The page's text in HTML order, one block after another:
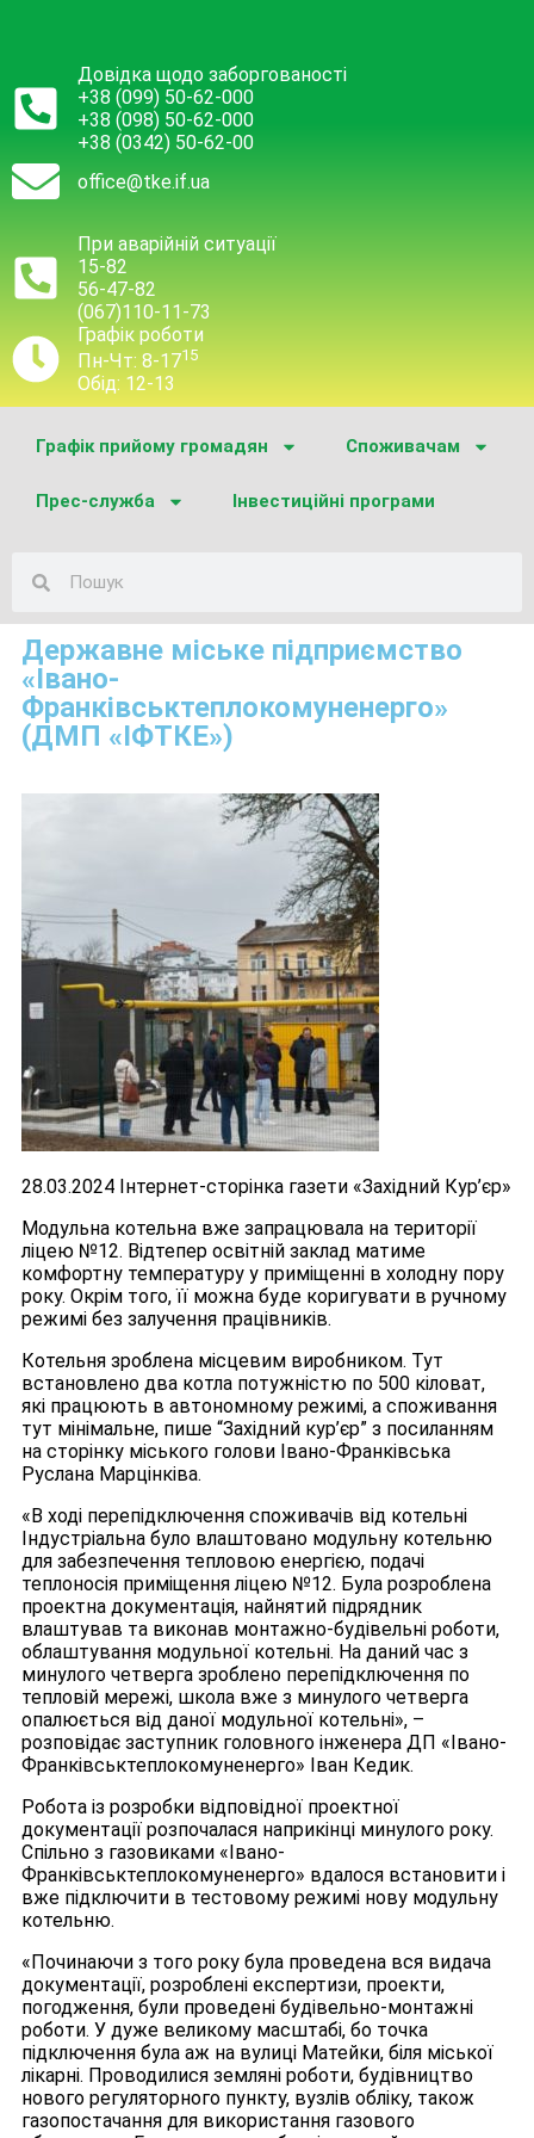
Довідка щодо заборгованості
+38 (099) 50-62-000
+38 (098) 50-62-000
+38 (0342) 50-62-00
office@tke.if.ua
При аварійній ситуації
15-82
56-47-82
(067)110-11-73
Графік роботи
Пн-Чт: 8-1715
Обід: 12-13
Графік прийому громадян Споживачам
Прес-служба Інвестиційні програми
Державне міське підприємство
«Івано-
Франківськтеплокомуненерго»
(ДМП «ІФТКЕ»)
28.03.2024 Інтернет-сторінка газети «Західний Кур’єр»
Модульна котельна вже запрацювала на території
ліцею №12. Відтепер освітній заклад матиме
комфортну температуру у приміщенні в холодну пору
року. Окрім того, її можна буде коригувати в ручному
режимі без залучення працівників.
Котельня зроблена місцевим виробником. Тут
встановлено два котла потужністю по 500 кіловат,
які працюють в автономному режимі, а споживання
тут мінімальне, пише “Західний кур’єр” з посиланням
на сторінку міського голови Івано-Франківська
Руслана Марцінківа.
«В ході перепідключення споживачів від котельні
Індустріальна було влаштовано модульну котельню
для забезпечення тепловою енергією, подачі
теплоносія приміщення ліцею №12. Була розроблена
проектна документація, найнятий підрядник
влаштував та виконав монтажно-будівельні роботи,
облаштування модульної котельні. На даний час з
минулого четверга зроблено перепідключення по
тепловій мережі, школа вже з минулого четверга
опалюється від даної модульної котельні», –
розповідає заступник головного інженера ДП «Івано-
Франківськтеплокомуненерго» Іван Кедик.
Робота із розробки відповідної проектної
документації розпочалася наприкінці минулого року.
Спільно з газовиками «Івано-
Франківськтеплокомуненерго» вдалося встановити і
вже підключити в тестовому режимі нову модульну
котельню.
«Починаючи з того року була проведена вся видача
документації, розроблені експертизи, проекти,
погодження, були проведені будівельно-монтажні
роботи. У дуже великому масштабі, бо точка
підключення була аж на вулиці Матейки, біля міської
лікарні. Проводилися земляні роботи, будівництво
нового регуляторного пункту, вузлів обліку, також
газопостачання для використання газового